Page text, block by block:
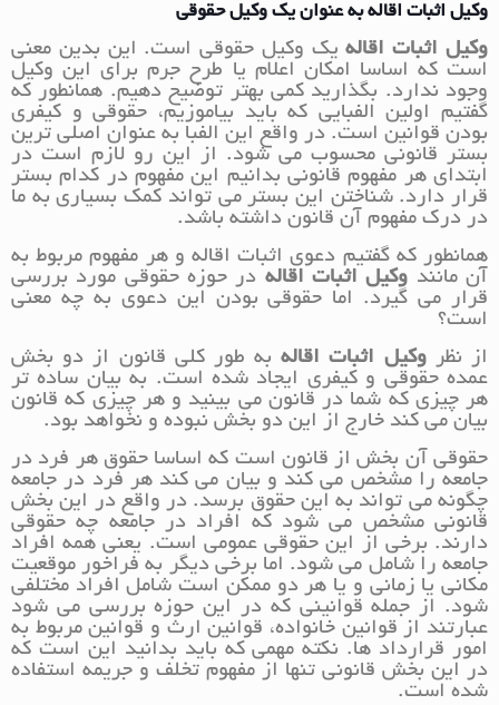
وکیل اثبات اقاله به عنوان یک وکیل حقوقی
وکیل اثبات اقالهیک وکیل حقوقی است. این بدین معنی
است که اساسا امکان اعلام یا طرح جرم برای این وکیل
وجود ندارد. بگذارید کمی بهتر توضیح دهیم. همانطور که
گفتیم اولین الفبایی که باید بیاموزیم، حقوقی و کیفری
بودن قوانین است. در واقع این الفبا به عنوان اصلی ترین
بستر قانونی محسوب می شود. از این رو لازم است در
ابتدای هر مفهوم قانونی بدانیم این مفهوم در کدام بستر
قرار دارد. شناختن این بستر می تواند کمک بسیاری به ما
در درک مفهوم آن قانون داشته باشد.
همانطور که گفتیم دعوی اثبات اقاله و هر مفهوم مربوط به
آن مانند وکیل اثبات اقاله در حوزه حقوقی مورد بررسی
قرار می گیرد. اما حقوقی بودن این دعوی به چه معنی
است؟
از نظروکیل اثبات اقالهبه طور کلی قانون از دو بخش
عمده حقوقی و کیفری ایجاد شده است. به بیان ساده تر
هر چیزی که شما در قانون می بینید و هر چیزی که قانون
بیان می کند خارج از این دو بخش نبوده و نخواهد بود.
حقوقی آن بخش از قانون است که اساسا حقوق هر فرد در
جامعه را مشخص می کند و بیان می کند هر فرد در جامعه
چگونه می تواند به این حقوق برسد. در واقع در این بخش
قانونی مشخص می شود که افراد در جامعه چه حقوقی
دارند. برخی از این حقوقی عمومی است. یعنی همه افراد
جامعه را شامل می شود. اما برخی دیگر به فراخور موقعیت
مکانی یا زمانی و یا هر دو ممکن است شامل افراد مختلفی
شود. از جمله قوانینی که در این حوزه بررسی می شود
عبارتند از قوانین خانواده، قوانین ارث و قوانین مربوط به
امور قرارداد ها. نکته مهمی که باید بدانید این است که
در این بخش قانونی تنها از مفهوم تخلف و جریمه استفاده
شده است.